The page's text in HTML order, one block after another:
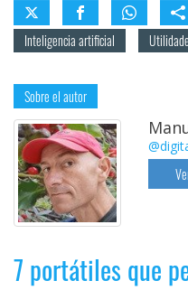
Inteligencia artificial
Sobre el autor
7 portátiles que